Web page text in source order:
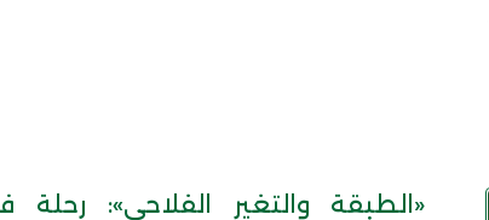
«الطبقة والتغير الفلاحي»: رحلة